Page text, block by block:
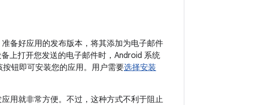
备好应用的发布版本，将其添加为电子邮件
上打开您发送的电子邮件时，Android 系统
钮即可安装您的应用。用户需要选择安装
用就非常方便。不过，这种方式不利于阻止